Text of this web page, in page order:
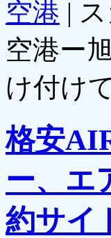
空港 |
空港ー
け付け
格安
ー、エ
約サイ